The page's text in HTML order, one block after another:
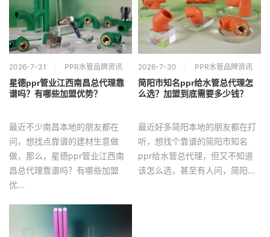
2026-7-31 PPR水管品牌资讯
星德ppr管业江西南昌总代理靠
谱吗？有哪些加盟优势？
最近不少南昌本地的朋友都在
问，想找点靠谱的建材生意做
做，那么，星德ppr管业江西南
昌总代理靠谱吗？有哪些加盟
优...
2026-7-30 PPR水管品牌资讯
简阳市知名ppr给水管总代理怎
么选？加盟到底需要多少钱？
最近好多简阳本地的朋友都在打
听，想找个靠谱的简阳市知名
ppr给水管总代理，但又不知道
该怎么选，甚至有人问，简阳...